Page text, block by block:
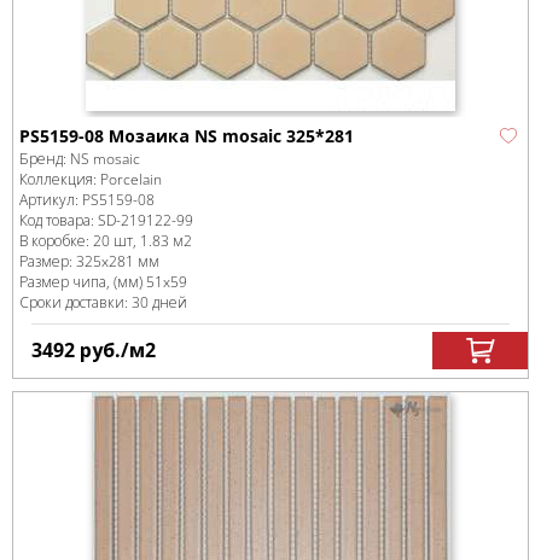
PS5159-08 Мозаика NS mosaic 325*281
Бренд: NS mosaic
Коллекция: Porcelain
Артикул: PS5159-08
Код товара: SD-219122-99
В коробке: 20 шт, 1.83 м2
Размер: 325x281 мм
Размер чипа, (мм) 51x59
Сроки доставки: 30 дней
3492 руб./м2